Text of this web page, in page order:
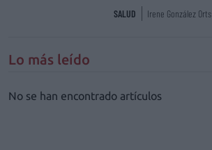
SALUD Irene González Orts
Lo más leído
No se han encontrado artículos